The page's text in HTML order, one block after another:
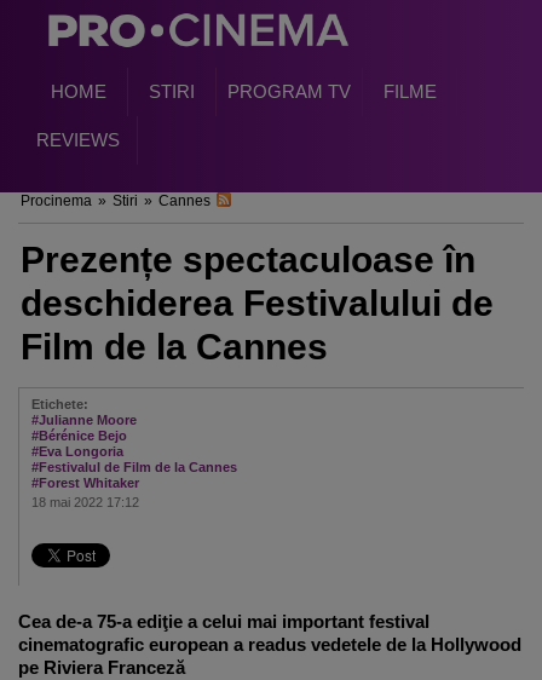
HOME STIRI PROGRAM TV FILME
REVIEWS
Procinema » Stiri » Cannes
Prezențe spectaculoase în
deschiderea Festivalului de
Film de la Cannes
Etichete:
#Julianne Moore
#Bérénice Bejo
#Eva Longoria
#Festivalul de Film de la Cannes
#Forest Whitaker
18 mai 2022 17:12
Cea de-a 75-a ediţie a celui mai important festival
cinematografic european a readus vedetele de la Hollywood
pe Riviera Franceză